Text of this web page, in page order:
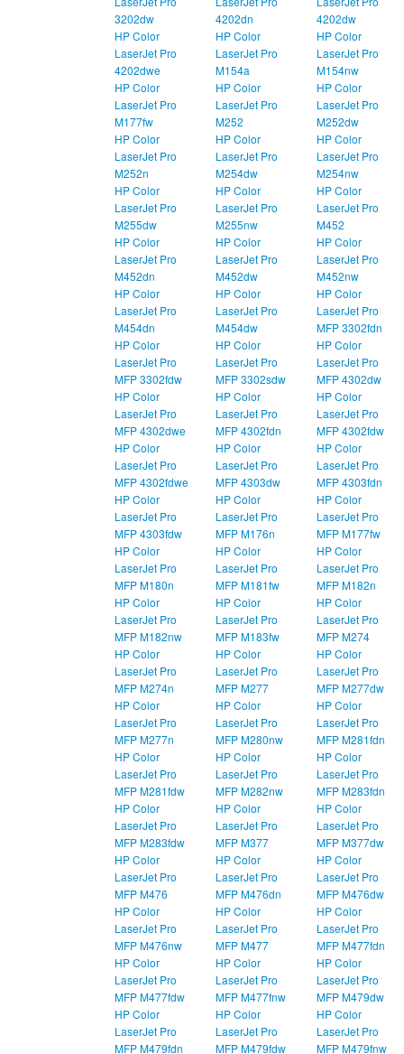
3202dw
4202dn
4202dw
HP Color
LaserJet Pro
4202dwe
HP Color
LaserJet Pro
M154a
HP Color
LaserJet Pro
M154nw
HP Color
LaserJet Pro
M177fw
HP Color
LaserJet Pro
M252
HP Color
LaserJet Pro
M252dw
HP Color
LaserJet Pro
M252n
HP Color
LaserJet Pro
M254dw
HP Color
LaserJet Pro
M254nw
HP Color
LaserJet Pro
M255dw
HP Color
LaserJet Pro
M255nw
HP Color
LaserJet Pro
M452
HP Color
LaserJet Pro
M452dn
HP Color
LaserJet Pro
M452dw
HP Color
LaserJet Pro
M452nw
HP Color
LaserJet Pro
M454dn
HP Color
LaserJet Pro
M454dw
HP Color
LaserJet Pro
MFP 3302fdn
HP Color
LaserJet Pro
MFP 3302fdw
HP Color
LaserJet Pro
MFP 3302sdw
HP Color
LaserJet Pro
MFP 4302dw
HP Color
LaserJet Pro
MFP 4302dwe
HP Color
LaserJet Pro
MFP 4302fdn
HP Color
LaserJet Pro
MFP 4302fdw
HP Color
LaserJet Pro
MFP 4302fdwe
HP Color
LaserJet Pro
MFP 4303dw
HP Color
LaserJet Pro
MFP 4303fdn
HP Color
LaserJet Pro
MFP 4303fdw
HP Color
LaserJet Pro
MFP M176n
HP Color
LaserJet Pro
MFP M177fw
HP Color
LaserJet Pro
MFP M180n
HP Color
LaserJet Pro
MFP M181fw
HP Color
LaserJet Pro
MFP M182n
HP Color
LaserJet Pro
MFP M182nw
HP Color
LaserJet Pro
MFP M183fw
HP Color
LaserJet Pro
MFP M274
HP Color
LaserJet Pro
MFP M274n
HP Color
LaserJet Pro
MFP M277
HP Color
LaserJet Pro
MFP M277dw
HP Color
LaserJet Pro
MFP M277n
HP Color
LaserJet Pro
MFP M280nw
HP Color
LaserJet Pro
MFP M281fdn
HP Color
LaserJet Pro
MFP M281fdw
HP Color
LaserJet Pro
MFP M282nw
HP Color
LaserJet Pro
MFP M283fdn
HP Color
LaserJet Pro
MFP M283fdw
HP Color
LaserJet Pro
MFP M377
HP Color
LaserJet Pro
MFP M377dw
HP Color
LaserJet Pro
MFP M476
HP Color
LaserJet Pro
MFP M476dn
HP Color
LaserJet Pro
MFP M476dw
HP Color
LaserJet Pro
MFP M476nw
HP Color
LaserJet Pro
MFP M477
HP Color
LaserJet Pro
MFP M477fdn
HP Color
LaserJet Pro
MFP M477fdw
HP Color
LaserJet Pro
MFP M477fnw
HP Color
LaserJet Pro
MFP M479dw
HP Color
LaserJet Pro
MFP M479fdn
HP Color
LaserJet Pro
MFP M479fdw
HP Color
LaserJet Pro
MFP M479fnw